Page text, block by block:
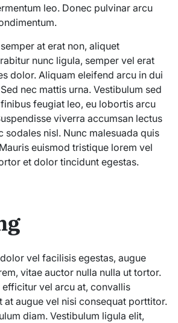
leo. Donec pulvinar arcu
at erat non, aliquet
nunc ligula, semper vel erat
dolor. Aliquam eleifend arcu in dui
nec mattis urna. Vestibulum sed
feugiat leo, eu lobortis arcu
viverra accumsan lectus
sodales nisl. Nunc malesuada quis
euismod tristique lorem vel
et dolor tincidunt egestas.
vel facilisis egestas, augue
vitae auctor nulla nulla ut tortor.
efficitur vel arcu at, convallis
at augue vel nisi consequat porttitor.
diam. Vestibulum ligula elit,